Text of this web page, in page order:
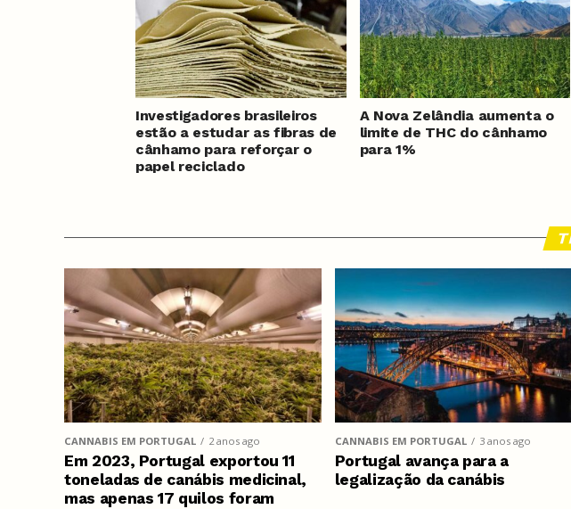
Investigadores brasileiros
estão a estudar as fibras de
cânhamo para reforçar o
papel reciclado
A Nova Zelândia aumenta o
limite de THC do cânhamo
para 1%
CANNABIS EM PORTUGAL 2 anos ago
Em 2023, Portugal exportou 11
toneladas de canábis medicinal,
mas apenas 17 quilos foram
CANNABIS EM PORTUGAL 3 anos ago
Portugal avança para a
legalização da canábis